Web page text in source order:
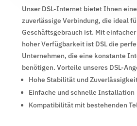
Unser DSL-Internet bietet Ihnen
zuverlässige Verbindung, die ideal
Geschäftsgebrauch ist. Mit
hoher Verfügbarkeit ist DSL die
Unternehmen, die eine konstante
benötigen. Vorteile unseres DSL-
Hohe Stabilität und
Einfache und schnelle Installation
Kompatibilität mit bestehenden